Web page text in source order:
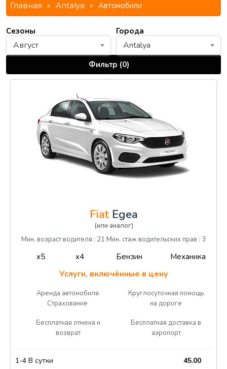
Главная » Antalya » Автомобили
Сезоны
Август
Города
Antalya
Фильтр (0)
FiatEgea
(или аналог)
Мин. возраст водителя : 21 Мин. стаж водительских прав : 3
x5 x4 Бензин Механика
Услуги, включённые в цену
Аренда автомобиля
Страхование
Круглосуточная помощь
на дороге
Бесплатная отмена и
возврат
Бесплатная доставка в
аэропорт
1-4 В сутки
45.00